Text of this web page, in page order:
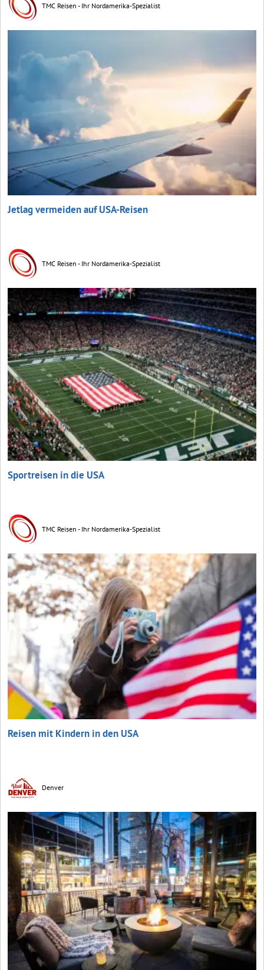
TMC Reisen - Ihr Nordamerika-Spezialist
Jetlag vermeiden auf USA-Reisen
TMC Reisen - Ihr Nordamerika-Spezialist
Sportreisen in die USA
TMC Reisen - Ihr Nordamerika-Spezialist
Reisen mit Kindern in den USA
Denver